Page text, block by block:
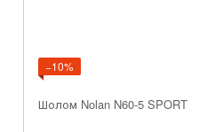
−10%
Шолом Nolan N60-5 SPORT